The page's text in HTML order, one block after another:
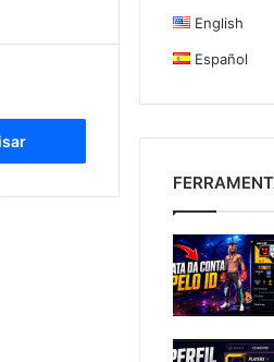
English
Español